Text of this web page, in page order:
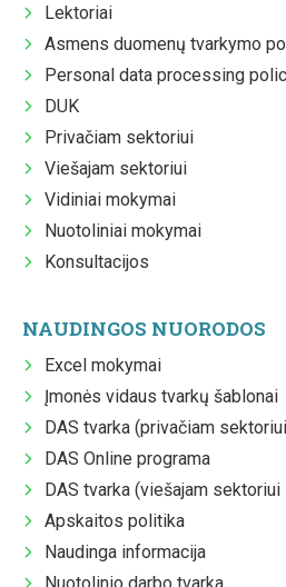
Lektoriai
Asmens duomenų tvarkymo
Personal data processing
DUK
Privačiam sektoriui
Viešajam sektoriui
Vidiniai mokymai
Nuotoliniai mokymai
Konsultacijos
NAUDINGOS NUORODOS
Excel mokymai
Įmonės vidaus tvarkų šablonai
DAS tvarka (privačiam
DAS Online programa
DAS tvarka (viešajam sektoriui
Apskaitos politika
Naudinga informacija
Nuotolinio darbo tvarka